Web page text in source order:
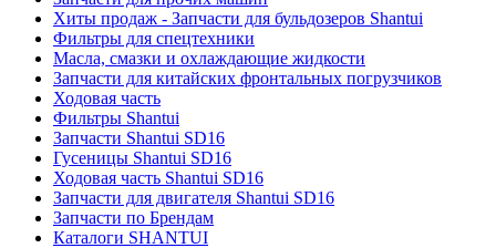
Хиты продаж - Запчасти для бульдозеров Shantui
Фильтры для спецтехники
Масла, смазки и охлаждающие жидкости
Запчасти для китайских фронтальных погрузчиков
Ходовая часть
Фильтры Shantui
Запчасти Shantui SD16
Гусеницы Shantui SD16
Ходовая часть Shantui SD16
Запчасти для двигателя Shantui SD16
Запчасти по Брендам
Каталоги SHANTUI